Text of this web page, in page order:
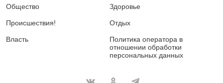
Общество
Происшествия!
Власть
Здоровье
Отдых
Политика оператора в
отношении обработки
персональных данных